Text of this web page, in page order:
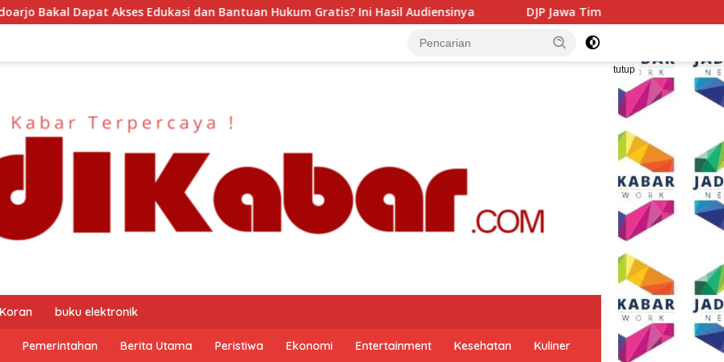
dan Bantuan Hukum Gratis? Ini Hasil Audiensinya DJP Jawa Timur Gandeng GP Ansor Tingkatkan Literasi Pajak
tutup
buku elektronik
Pemerintahan Berita Utama Peristiwa Ekonomi Entertainment Kesehatan Kuliner